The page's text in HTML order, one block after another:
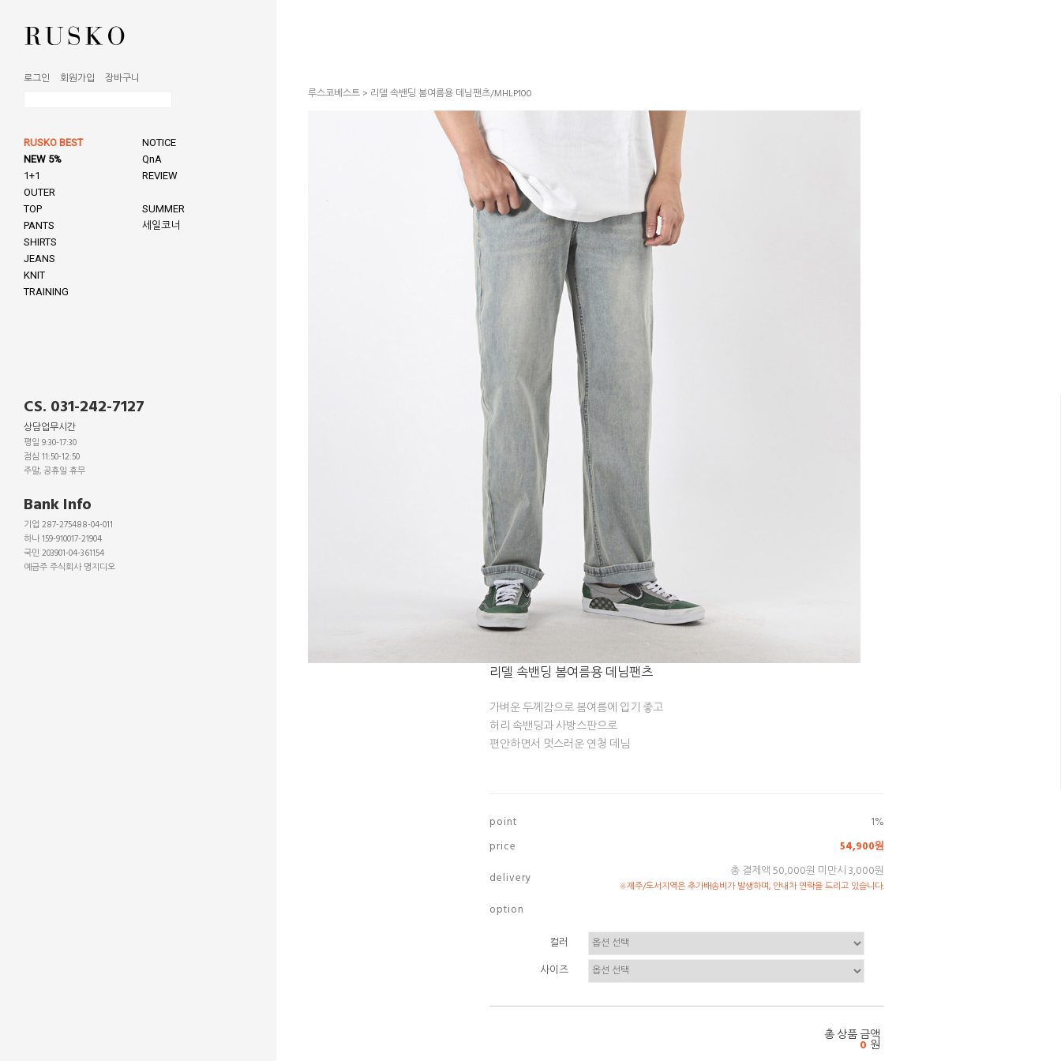
로그인 회원가입 장바구니
RUSKO BEST
NEW 5%
1+1
OUTER
TOP
PANTS
SHIRTS
JEANS
KNIT
TRAINING
NOTICE
QnA
REVIEW
SUMMER
세일코너
CS. 031-242-7127
상담업무시간
평일 9:30-17:30
점심 11:50-12:50
주말, 공휴일 휴무
Bank Info
기업 287-275488-04-011
하나 159-910017-21904
국민 203901-04-361154
예금주 주식회사 명지디오
루스코베스트 > 리델 속밴딩 봄여름용 데님팬츠/MHLP100
리델 속밴딩 봄여름용 데님팬츠
가벼운 두께감으로 봄여름에 입기 좋고
허리 속밴딩과 사방스판으로
편안하면서 멋스러운 연청 데님
p o i n t
1%
p r i c e
54,900원
d e l i v e r y
총 결제액 50,000원 미만시 3,000원
※제주/도서지역은 추가배송비가 발생하며, 안내차 연락을 드리고 있습니다.
o p t i o n
컬러
사이즈
총 상품 금액
0 원